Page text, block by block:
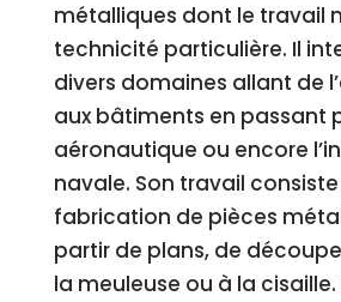
métalliques dont le travail
technicité particulière. Il
divers domaines allant de
aux bâtiments en passant
aéronautique ou encore
navale. Son travail
fabrication de pièces
partir de plans, de
la meuleuse ou à la